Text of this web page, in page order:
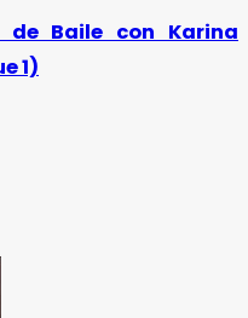
de Baile con Karina
1)